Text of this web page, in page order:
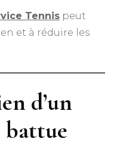
Tennis peut
et à réduire les
d’un